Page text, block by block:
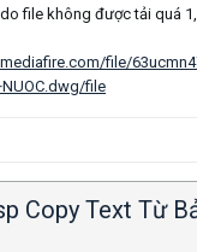
file không được tải quá
file/
file